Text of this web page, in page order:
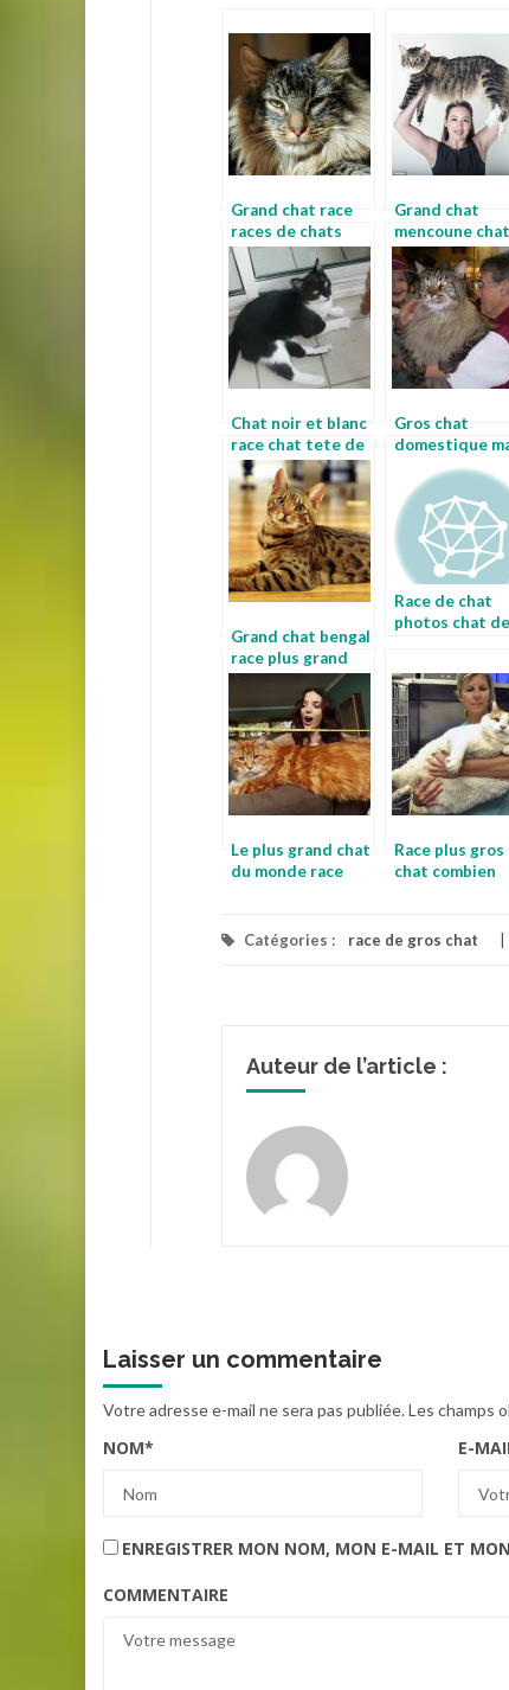
Grand chat race
races de chats
avec photos
Grand chat
mencoune chat
Chat noir et blanc
race chat tete de
lion
Gros chat
domestique
Grand chat bengal
race plus grand
chat
Race de chat
photos chat de
Le plus grand chat
du monde race
Race plus gros
chat combien
Catégories : race de gros chat
Auteur de l’article :
Laisser un commentaire
Votre adresse e-mail ne sera pas publiée.Les champs
NOM* E-
ENREGISTRER MON NOM, MON E-MAIL ET
COMMENTAIRE